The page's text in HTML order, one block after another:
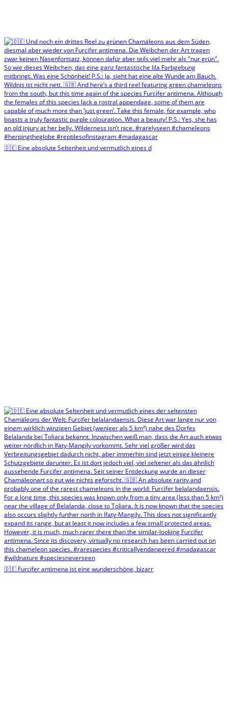
🇩🇪 Eine absolute Seltenheit und vermutlich eines d
🇩🇪 Furcifer antimena ist eine wunderschöne, bizarr